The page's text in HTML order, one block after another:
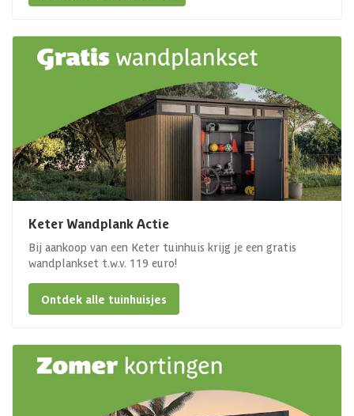
Keter Wandplank Actie
Bij aankoop van een Keter tuinhuis krijg je een gratis
wandplankset t.w.v. 119 euro!
Ontdek alle tuinhuisjes